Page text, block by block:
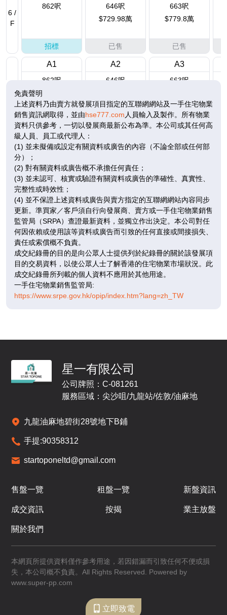
6 /
F
8 /
F
9 /
F
/
15
F
862呎
招標
646呎
$729.98萬
已售
663呎
$779.8萬
已售
A1
862呎
$1,231.8萬
已售
A2
646呎
已售
A3
663呎
已售
A1
$1,078萬
已售
$767.8萬
A1
862呎
$1,067.16萬
已售
A2
646呎
已售
A3
663呎
已售
A1
862呎
已售 已售
663呎
已售
A1
$1,043.52萬
已售
646呎
$735.59萬
已售
$1,010萬
$736.69萬
已售 已售
862呎
即將發售
A2
已售
A3
已售
A1
646呎
$738.99萬
免責聲明
上述資料乃由賣方就發展項目指定的互聯網網站及一手住宅物業
銷售資訊網取得，並由hse777.com 人員輸入及製作。所有物業
資料只供參考，一切以發展商最新公布為準。本公司或其任何高
級人員、員工或代理人：
(1) 並未擬備或設定有關資料或廣告的內容（不論全部或任何部
分）；
(2) 對有關資料或廣告概不承擔任何責任；
(3) 並未認可、核實或驗證有關資料或廣告的準確性、真實性、
完整性或時效性；
(4) 並不保證上述資料或廣告與賣方指定的互聯網網站內容同步
更新。準買家／客戶須自行向發展商、賣方或一手住宅物業銷售
監管局（SRPA）查證最新資料，並獨立作出決定。本公司對任
何因依賴或使用該等資料或廣告而引致的任何直接或間接損失、
責任或索償概不負責。
成交紀錄冊的目的是向公眾人士提供列於紀錄冊的關於該發展項
目的交易資料，以使公眾人士了解香港的住宅物業市場狀況。此
成交紀錄冊所列載的個人資料不應用於其他用途。
一手住宅物業銷售監管局:
https://www.srpe.gov.hk/opip/index.htm?lang=zh_TW
星一有限公司
公司牌照：C-081261
服務區域：尖沙咀/九龍站/佐敦/油麻地
九龍油麻地碧街28號地下B鋪
手提:90358312
startoponeltd@gmail.com
售盤一覽 租盤一覽 新盤資訊
成交資訊 按揭 業主放盤
關於我們
本網頁所提供資料僅作參考用途，若因錯漏而引致任何不便或損
失，本公司概不負責。All Rights Reserved. Powered by
www.super-pp.com
立即致電